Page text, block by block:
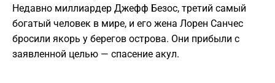
Недавно миллиардер Джефф Безос, третий самый
богатый человек в мире, и его жена Лорен Санчес
бросили якорь у берегов острова. Они прибыли с
заявленной целью — спасение акул.